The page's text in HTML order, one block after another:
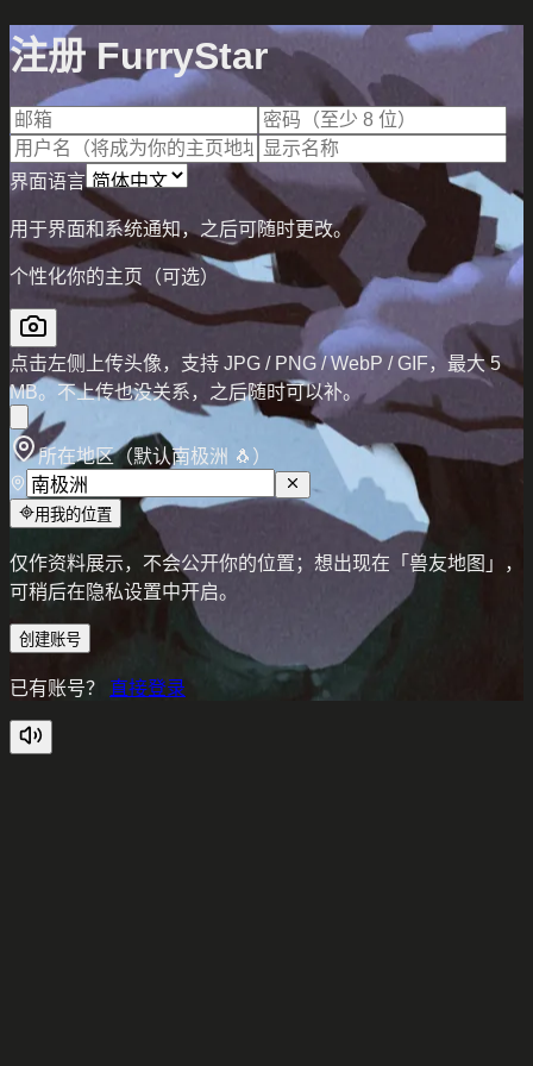
注册 FurryStar
界面语言
用于界面和系统通知，之后可随时更改。
个性化你的主页（可选）
点击左侧上传头像，支持 JPG / PNG / WebP / GIF，最大 5
MB。不上传也没关系，之后随时可以补。
所在地区（默认南极洲 🐧）
用我的位置
仅作资料展示，不会公开你的位置；想出现在「兽友地图」，
可稍后在隐私设置中开启。
创建账号
已有账号？ 直接登录